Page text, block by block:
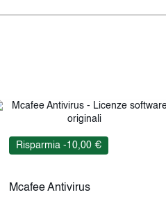
Risparmia -10,00 €
Mcafee Antivirus